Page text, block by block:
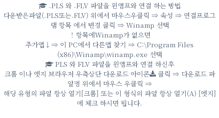
.PLS 와 .FLV 파일을 윈앰프와 연결 하는 방법
다운받은파일(.PLS또는.FLV) 위에서 마우스우클릭 ⇒ 속성 ⇒ 연결프로그
램 항목 에서 변경 클릭 ⇒ Winamp 선택
！항목에Winamp가 없으면
추가앱↓⇒ 이 PC에서 다른앱 찾기 ⇒ C:\Program Files
(x86)\Winamp\winamp.exe 선택
PLS 와 FLV 파일을 윈앰프와 연결 하신후
크롬 이나 엣지 브라우저 우측상단 다운로드 아이콘
클릭 ⇒ 다운로드 파
일명 위에서 마우스 우클릭 ⇒
해당 유형의 파일 항상 열기[크롬] 또는 이 형식의 파일 항상 열기(A) [엣지]
에 체크 하시면 됩니다.